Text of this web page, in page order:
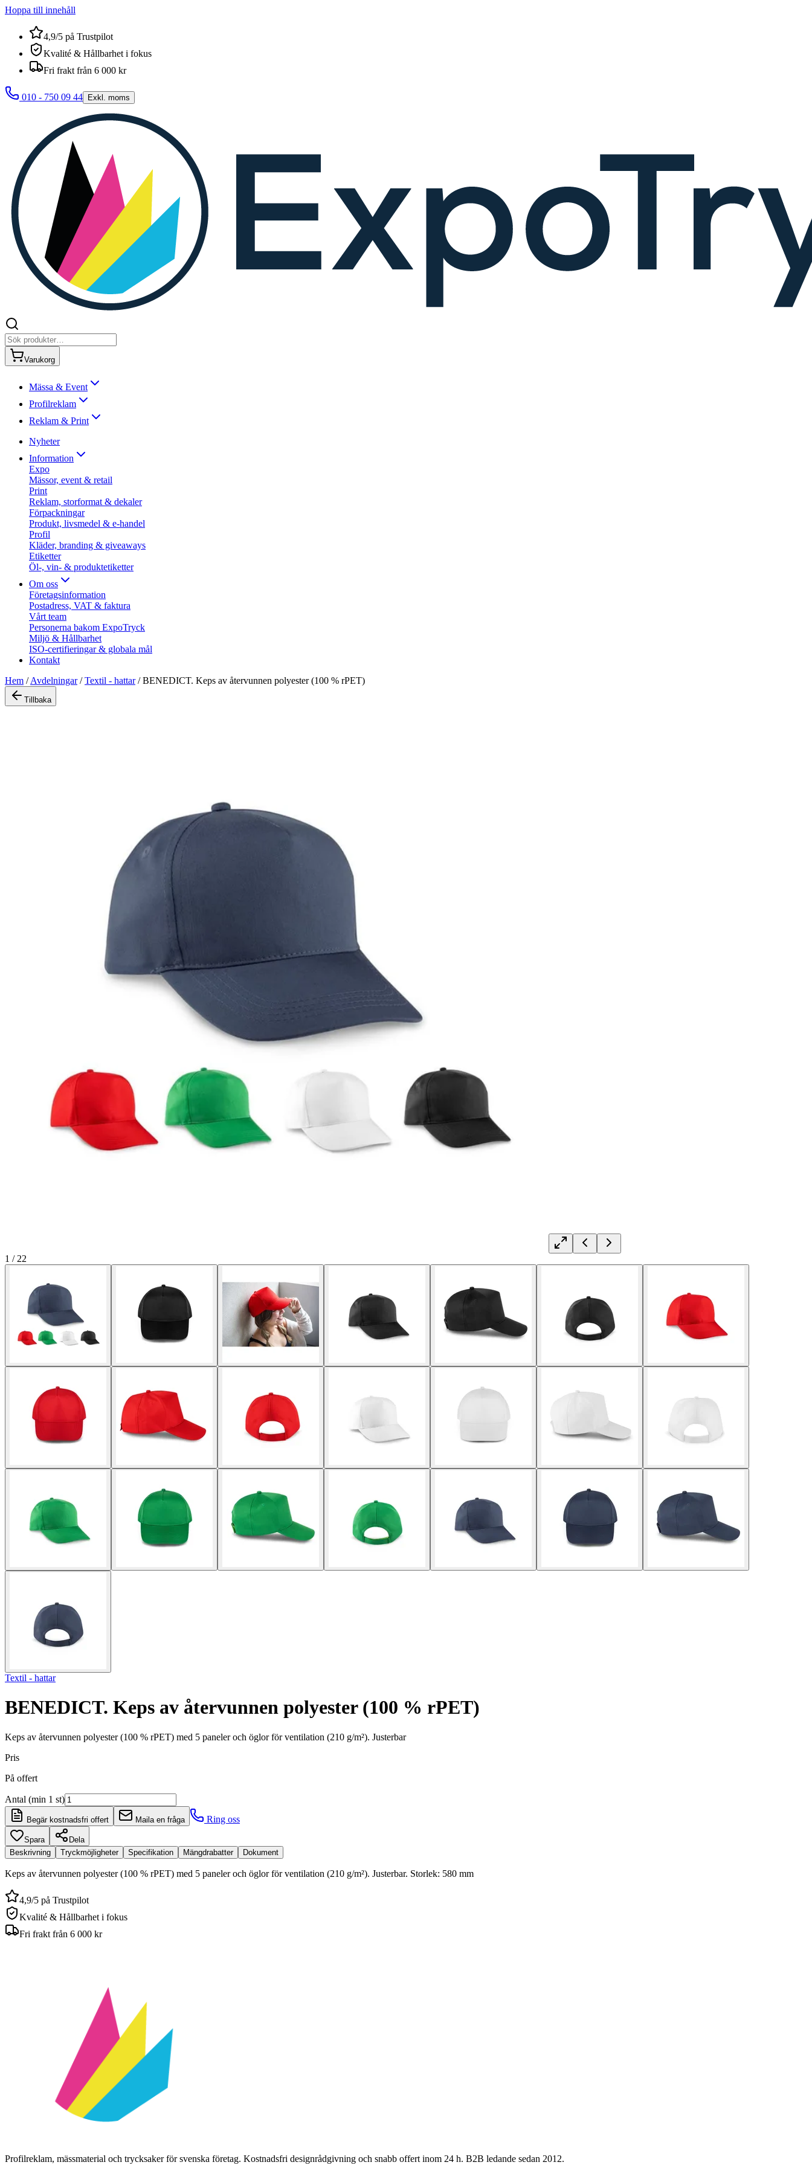
Hoppa till innehåll
4,9/5 på Trustpilot
Kvalité & Hållbarhet i fokus
Fri frakt från 6 000 kr
010 - 750 09 44 Exkl. moms
Varukorg
Mässa & Event
Profilreklam
Reklam & Print
Nyheter
Information
Expo
Mässor, event & retail
Print
Reklam, storformat & dekaler
Förpackningar
Produkt, livsmedel & e-handel
Profil
Kläder, branding & giveaways
Etiketter
Öl-, vin- & produktetiketter
Om oss
Företagsinformation
Postadress, VAT & faktura
Vårt team
Personerna bakom ExpoTryck
Miljö & Hållbarhet
ISO-certifieringar & globala mål
Kontakt
Hem /Avdelningar/Textil - hattar/BENEDICT. Keps av återvunnen polyester (100 % rPET)
Tillbaka
1 / 22
Textil - hattar
BENEDICT. Keps av återvunnen polyester (100 % rPET)
Keps av återvunnen polyester (100 % rPET) med 5 paneler och öglor för ventilation (210 g/m²). Justerbar
Pris
På offert
Antal (min 1 st)
Begär kostnadsfri offert Maila en fråga Ring oss
Spara
Dela
Beskrivning
Tryckmöjligheter Specifikation Mängdrabatter Dokument
Keps av återvunnen polyester (100 % rPET) med 5 paneler och öglor för ventilation (210 g/m²). Justerbar. Storlek: 580 mm
4,9/5 på Trustpilot
Kvalité & Hållbarhet i fokus
Fri frakt från 6 000 kr
Profilreklam, mässmaterial och trycksaker för svenska företag. Kostnadsfri designrådgivning och snabb offert inom 24 h. B2B ledande sedan 2012.